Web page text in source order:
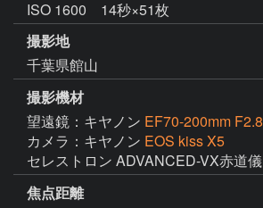
ISO 1600 14秒×51枚
撮影地
千葉県館山
撮影機材
望遠鏡：キヤノン EF70-200mm F2.8
カメラ：キヤノン EOS kiss X5
セレストロン ADVANCED-VX赤道儀
焦点距離